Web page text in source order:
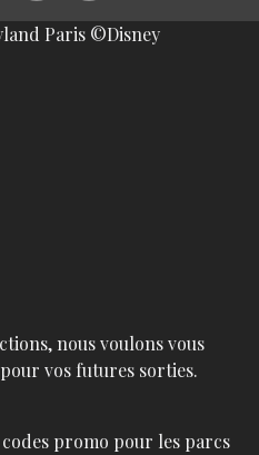
Paris ©Disney
nous voulons vous
vos futures sorties.
promo pour les parcs